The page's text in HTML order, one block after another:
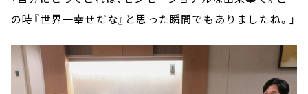
の時『世界一幸せだな』と思った瞬間でもありましたね。」